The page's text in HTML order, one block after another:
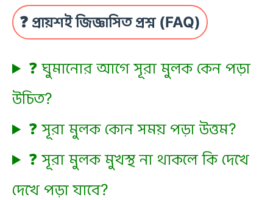
❓ প্রায়শই জিজ্ঞাসিত প্রশ্ন (FAQ)
❓ ঘুমানোর আগে সূরা মুলক কেন পড়া
উচিত?
❓ সূরা মুলক কোন সময় পড়া উত্তম?
❓ সূরা মুলক মুখস্থ না থাকলে কি দেখে
দেখে পড়া যাবে?